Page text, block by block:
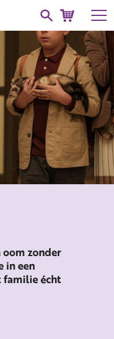
oom zonder
in een
familie écht